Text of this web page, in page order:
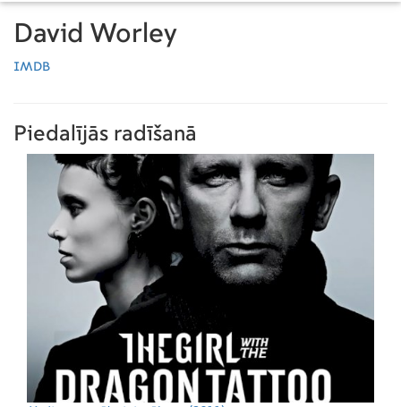
David Worley
IMDB
Piedalījās radīšanā